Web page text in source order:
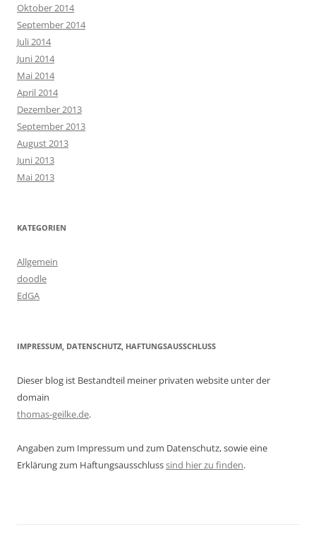
Oktober 2014
September 2014
Juli 2014
Juni 2014
Mai 2014
April 2014
Dezember 2013
September 2013
August 2013
Juni 2013
Mai 2013
KATEGORIEN
Allgemein
doodle
EdGA
IMPRESSUM, DATENSCHUTZ, HAFTUNGSAUSSCHLUSS
Dieser blog ist Bestandteil meiner privaten website unter der
domain
thomas-geilke.de.
Angaben zum Impressum und zum Datenschutz, sowie eine
Erklärung zum Haftungsausschlusssind hier zu finden.